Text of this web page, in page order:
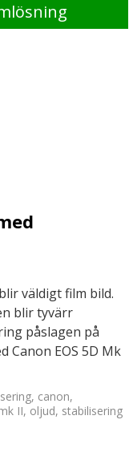
väldigt film bild.
blir tyvärr
påslagen på
Canon EOS 5D Mk
, canon,
II, oljud, stabilisering